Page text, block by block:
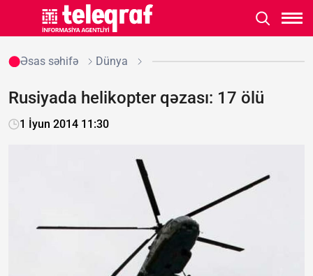
Əsas səhifə Dünya
Rusiyada helikopter qəzası: 17 ölü
1 İyun 2014 11:30